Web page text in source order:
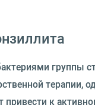
группы
терапии,
к